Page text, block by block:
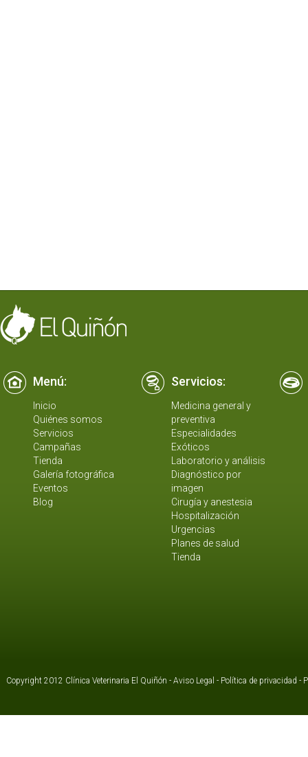
Menú: Servicios:
Inicio
Quiénes somos
Servicios
Campañas
Tienda
Galería fotográfica
Eventos
Blog
Medicina general y
preventiva
Especialidades
Exóticos
Laboratorio y análisis
Diagnóstico por
imagen
Cirugía y anestesia
Hospitalización
Urgencias
Planes de salud
Tienda
Copyright 2012 Clínica Veterinaria El Quiñón - Aviso Legal - Política de privacidad -